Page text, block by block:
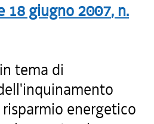
18 giugno 2007, n.
tema di
energetico